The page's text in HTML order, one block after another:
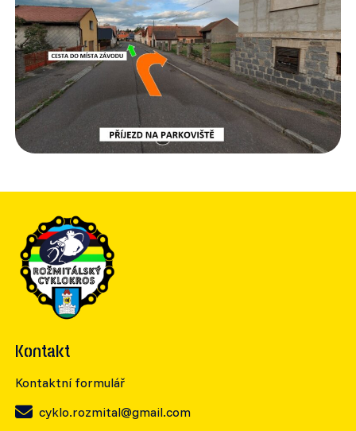
Kontakt
Kontaktní formulář
cyklo.rozmital@gmail.com